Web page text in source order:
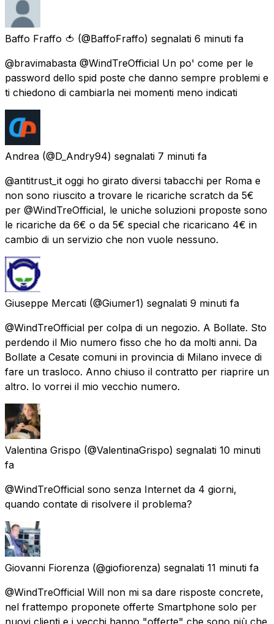
Baffo Fraffo 🍅 (@BaffoFraffo) segnalati 6 minuti fa
@bravimabasta @WindTreOfficial Un po' come per le
password dello spid poste che danno sempre problemi e
ti chiedono di cambiarla nei momenti meno indicati
Andrea (@D_Andry94) segnalati 7 minuti fa
@antitrust_it oggi ho girato diversi tabacchi per Roma e
non sono riuscito a trovare le ricariche scratch da 5€
per @WindTreOfficial, le uniche soluzioni proposte sono
le ricariche da 6€ o da 5€ special che ricaricano 4€ in
cambio di un servizio che non vuole nessuno.
Giuseppe Mercati (@Giumer1) segnalati 9 minuti fa
@WindTreOfficial per colpa di un negozio. A Bollate. Sto
perdendo il Mio numero fisso che ho da molti anni. Da
Bollate a Cesate comuni in provincia di Milano invece di
fare un trasloco. Anno chiuso il contratto per riaprire un
altro. Io vorrei il mio vecchio numero.
Valentina Grispo (@ValentinaGrispo) segnalati 10 minuti
fa
@WindTreOfficial sono senza Internet da 4 giorni,
quando contate di risolvere il problema?
Giovanni Fiorenza (@giofiorenza) segnalati 11 minuti fa
@WindTreOfficial Will non mi sa dare risposte concrete,
nel frattempo proponete offerte Smartphone solo per
nuovi clienti e i vecchi hanno "offerte" che sono più che